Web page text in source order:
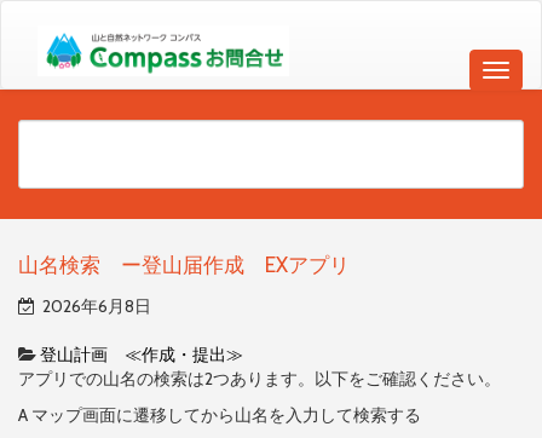
山名検索 ー登山届作成 EXアプリ
2026年6月8日
登山計画 ≪作成・提出≫
アプリでの山名の検索は2つあります。以下をご確認ください。
A マップ画面に遷移してから山名を入力して検索する